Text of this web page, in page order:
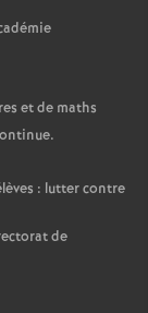
et de maths
: lutter contre
de